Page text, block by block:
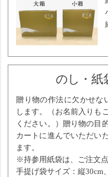
のし・紙
贈り物の作法に欠かせな
します。（お名前入りも
ください。）贈り物の目
カートに進んでいただい
ます。
※持参用紙袋は、ご注文
手提げ袋サイズ：縦30cm